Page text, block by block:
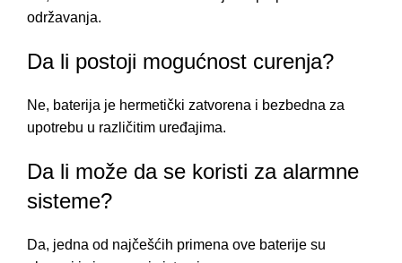
održavanja.
Da li postoji mogućnost curenja?
Ne, baterija je hermetički zatvorena i bezbedna za
upotrebu u različitim uređajima.
Da li može da se koristi za alarmne
sisteme?
Da, jedna od najčešćih primena ove baterije su